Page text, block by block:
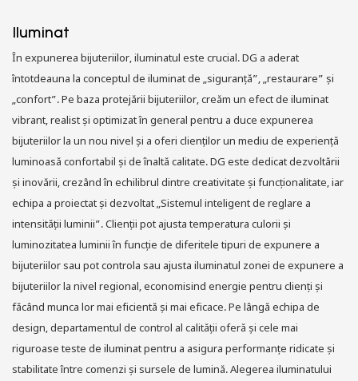
Iluminat
În expunerea bijuteriilor, iluminatul este crucial. DG a aderat
întotdeauna la conceptul de iluminat de „siguranță”, „restaurare” și
„confort”. Pe baza protejării bijuteriilor, creăm un efect de iluminat
vibrant, realist și optimizat în general pentru a duce expunerea
bijuteriilor la un nou nivel și a oferi clienților un mediu de experiență
luminoasă confortabil și de înaltă calitate. DG este dedicat dezvoltării
și inovării, crezând în echilibrul dintre creativitate și funcționalitate, iar
echipa a proiectat și dezvoltat „Sistemul inteligent de reglare a
intensității luminii”. Clienții pot ajusta temperatura culorii și
luminozitatea luminii în funcție de diferitele tipuri de expunere a
bijuteriilor sau pot controla sau ajusta iluminatul zonei de expunere a
bijuteriilor la nivel regional, economisind energie pentru clienți și
făcând munca lor mai eficientă și mai eficace. Pe lângă echipa de
design, departamentul de control al calității oferă și cele mai
riguroase teste de iluminat pentru a asigura performanțe ridicate și
stabilitate între comenzi și sursele de lumină. Alegerea iluminatului